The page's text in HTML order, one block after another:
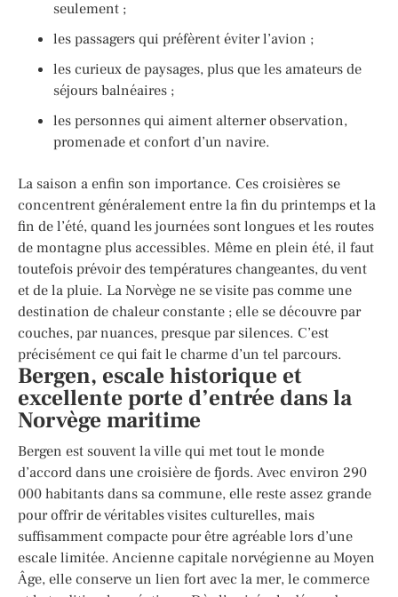
seulement ;
les passagers qui préfèrent éviter l’avion ;
les curieux de paysages, plus que les amateurs de
séjours balnéaires ;
les personnes qui aiment alterner observation,
promenade et confort d’un navire.
La saison a enfin son importance. Ces croisières se
concentrent généralement entre la fin du printemps et la
fin de l’été, quand les journées sont longues et les routes
de montagne plus accessibles. Même en plein été, il faut
toutefois prévoir des températures changeantes, du vent
et de la pluie. La Norvège ne se visite pas comme une
destination de chaleur constante ; elle se découvre par
couches, par nuances, presque par silences. C’est
précisément ce qui fait le charme d’un tel parcours.
Bergen, escale historique et
excellente porte d’entrée dans la
Norvège maritime
Bergen est souvent la ville qui met tout le monde
d’accord dans une croisière de fjords. Avec environ 290
000 habitants dans sa commune, elle reste assez grande
pour offrir de véritables visites culturelles, mais
suffisamment compacte pour être agréable lors d’une
escale limitée. Ancienne capitale norvégienne au Moyen
Âge, elle conserve un lien fort avec la mer, le commerce